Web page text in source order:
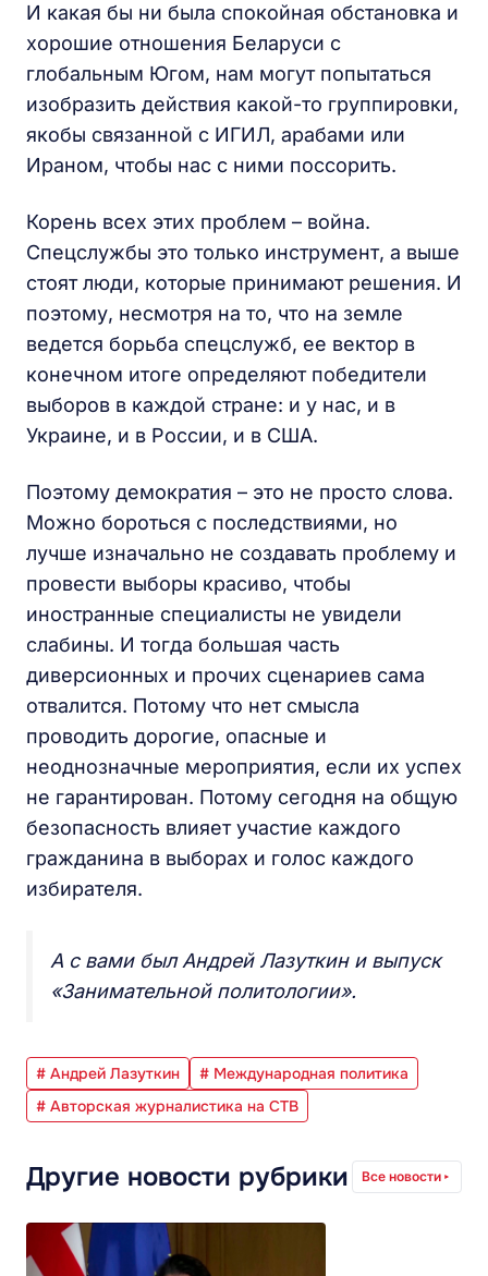
И какая бы ни была спокойная обстановка и
хорошие отношения Беларуси с
глобальным Югом, нам могут попытаться
изобразить действия какой-то группировки,
якобы связанной с ИГИЛ, арабами или
Ираном, чтобы нас с ними поссорить.
Корень всех этих проблем – война.
Спецслужбы это только инструмент, а выше
стоят люди, которые принимают решения. И
поэтому, несмотря на то, что на земле
ведется борьба спецслужб, ее вектор в
конечном итоге определяют победители
выборов в каждой стране: и у нас, и в
Украине, и в России, и в США.
Поэтому демократия – это не просто слова.
Можно бороться с последствиями, но
лучше изначально не создавать проблему и
провести выборы красиво, чтобы
иностранные специалисты не увидели
слабины. И тогда большая часть
диверсионных и прочих сценариев сама
отвалится. Потому что нет смысла
проводить дорогие, опасные и
неоднозначные мероприятия, если их успех
не гарантирован. Потому сегодня на общую
безопасность влияет участие каждого
гражданина в выборах и голос каждого
избирателя.
А с вами был Андрей Лазуткин и выпуск
«Занимательной политологии».
# Андрей Лазуткин
# Международная политика
# Авторская журналистика на СТВ
Другие новости рубрики Все новости